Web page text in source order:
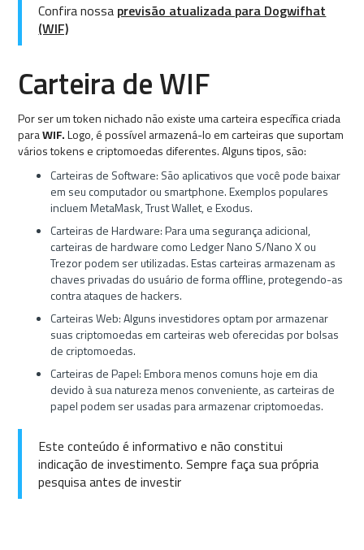
Confira nossa previsão atualizada para Dogwifhat
(WIF)
Carteira de WIF
Por ser um token nichado não existe uma carteira específica criada
paraWIF.Logo, é possível armazená-lo em carteiras que suportam
vários tokens e criptomoedas diferentes. Alguns tipos, são:
Carteiras de Software: São aplicativos que você pode baixar
em seu computador ou smartphone. Exemplos populares
incluem MetaMask, Trust Wallet, e Exodus.
Carteiras de Hardware: Para uma segurança adicional,
carteiras de hardware como Ledger Nano S/Nano X ou
Trezor podem ser utilizadas. Estas carteiras armazenam as
chaves privadas do usuário de forma offline, protegendo-as
contra ataques de hackers.
Carteiras Web: Alguns investidores optam por armazenar
suas criptomoedas em carteiras web oferecidas por bolsas
de criptomoedas.
Carteiras de Papel: Embora menos comuns hoje em dia
devido à sua natureza menos conveniente, as carteiras de
papel podem ser usadas para armazenar criptomoedas.
Este conteúdo é informativo e não constitui
indicação de investimento. Sempre faça sua própria
pesquisa antes de investir